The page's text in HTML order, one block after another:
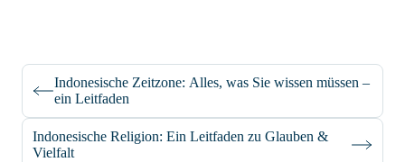
Indonesische Zeitzone: Alles, was Sie wissen müssen –
ein Leitfaden
Indonesische Religion: Ein Leitfaden zu Glauben &
Vielfalt